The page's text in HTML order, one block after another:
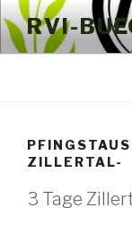
Zum
Inhalt
springen
RVI-
ZILLERTAL-
3 Tage